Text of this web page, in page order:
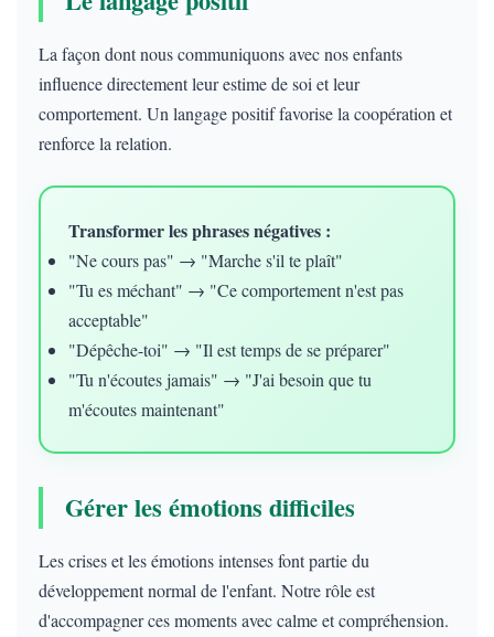
La façon dont nous communiquons avec nos enfants
influence directement leur estime de soi et leur
comportement. Un langage positif favorise la coopération et
renforce la relation.
Transformer les phrases négatives :
"Ne cours pas" → "Marche s'il te plaît"
"Tu es méchant" → "Ce comportement n'est pas
acceptable"
"Dépêche-toi" → "Il est temps de se préparer"
"Tu n'écoutes jamais" → "J'ai besoin que tu
m'écoutes maintenant"
Gérer les émotions difficiles
Les crises et les émotions intenses font partie du
développement normal de l'enfant. Notre rôle est
d'accompagner ces moments avec calme et compréhension.